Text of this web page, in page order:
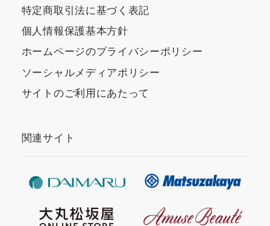
特定商取引法に基づく表記
個人情報保護基本方針
ホームページのプライバシーポリシー
ソーシャルメディアポリシー
サイトのご利用にあたって
関連サイト